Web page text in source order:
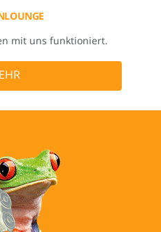
mit uns funktioniert.